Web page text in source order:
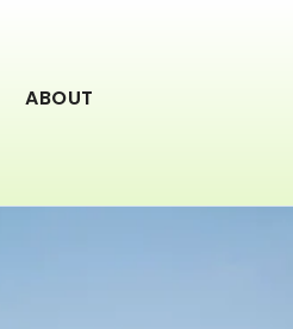
ABOUT